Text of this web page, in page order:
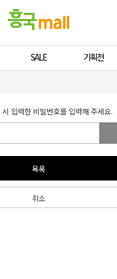
SALE 기획전
입력한 비밀번호를 입력해 주세요.
목록
취소